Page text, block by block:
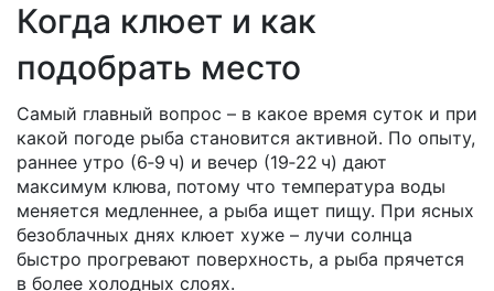
Когда клюет и как
подобрать место
Самый главный вопрос – в какое время суток и при
какой погоде рыба становится активной. По опыту,
раннее утро (6‑9 ч) и вечер (19‑22 ч) дают
максимум клюва, потому что температура воды
меняется медленнее, а рыба ищет пищу. При ясных
безоблачных днях клюет хуже – лучи солнца
быстро прогревают поверхность, а рыба прячется
в более холодных слоях.